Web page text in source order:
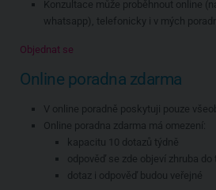
Konzultace může proběhnout online
whatsapp), telefonicky i v mých
Objednat se
Online poradna zdarma
V online poradně poskytuji pouze
Online poradna zdarma má omezení:
kapacitu 10 dotazů týdně
odpověď se zde objeví zhruba do
dotaz i odpověď budou veřejné